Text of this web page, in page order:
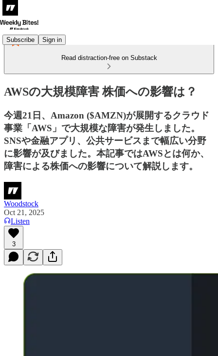
Subscribe Sign in
Read distraction-free on Substack
AWSの大規模障害 株価への影響は？
今週21日、Amazon ($AMZN)が展開するクラウド
事業「AWS」で大規模な障害が発生しました。
SNSや金融アプリ、公共サービスまで幅広い分野
に影響が及びました。本記事ではAWSとは何か、
障害による株価への影響について解説します。
Woodstock
Oct 21, 2025
Listen
3